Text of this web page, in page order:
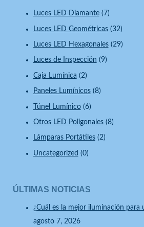
Luces LED Diamante (7)
Luces LED Geométricas (32)
Luces LED Hexagonales (29)
Luces de Inspección (9)
Caja Lumínica (2)
Paneles Lumínicos (8)
Túnel Lumínico (6)
Otros LED Poligonales (8)
Lámparas Portátiles (2)
Uncategorized (0)
ÚLTIMAS NOTICIAS
¿Cuál es la mejor iluminación para
agosto 7, 2026